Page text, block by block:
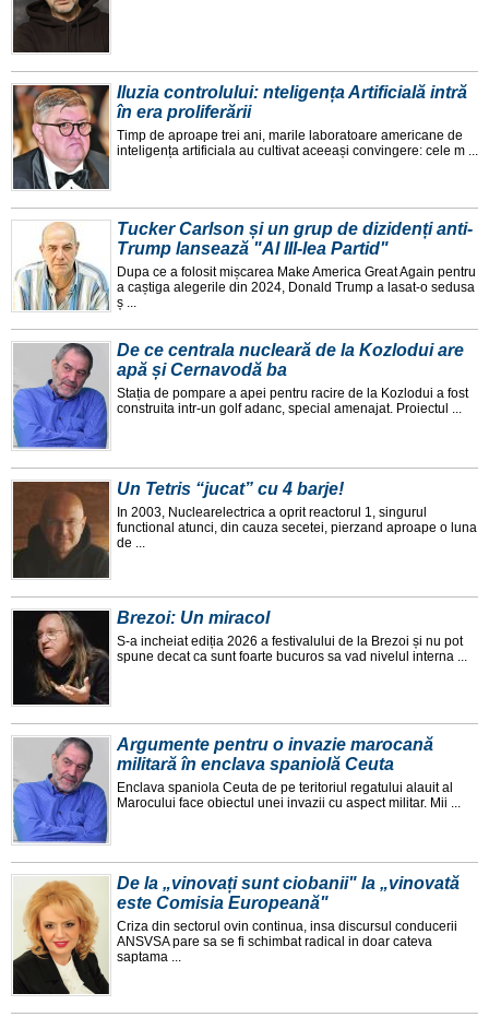
Iluzia controlului: nteligența Artificială intră
în era proliferării
Timp de aproape trei ani, marile laboratoare americane de
inteligența artificiala au cultivat aceeași convingere: cele m ...
Tucker Carlson și un grup de dizidenți anti-
Trump lansează "Al III-lea Partid"
Dupa ce a folosit mișcarea Make America Great Again pentru
a caștiga alegerile din 2024, Donald Trump a lasat-o sedusa
ș ...
De ce centrala nucleară de la Kozlodui are
apă și Cernavodă ba
Stația de pompare a apei pentru racire de la Kozlodui a fost
construita intr-un golf adanc, special amenajat. Proiectul ...
Un Tetris “jucat” cu 4 barje!
In 2003, Nuclearelectrica a oprit reactorul 1, singurul
functional atunci, din cauza secetei, pierzand aproape o luna
de ...
Brezoi: Un miracol
S-a incheiat ediția 2026 a festivalului de la Brezoi și nu pot
spune decat ca sunt foarte bucuros sa vad nivelul interna ...
Argumente pentru o invazie marocană
militară în enclava spaniolă Ceuta
Enclava spaniola Ceuta de pe teritoriul regatului alauit al
Marocului face obiectul unei invazii cu aspect militar. Mii ...
De la „vinovați sunt ciobanii" la „vinovată
este Comisia Europeană"
Criza din sectorul ovin continua, insa discursul conducerii
ANSVSA pare sa se fi schimbat radical in doar cateva
saptama ...